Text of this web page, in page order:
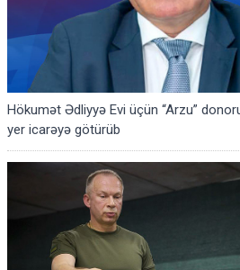
Hökumət Ədliyyə Evi üçün “Arzu”
yer icarəyə götürüb